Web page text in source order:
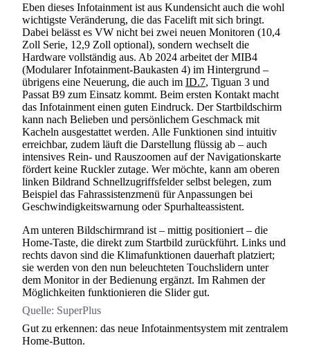
Eben dieses Infotainment ist aus Kundensicht auch die wohl
wichtigste Veränderung, die das Facelift mit sich bringt.
Dabei belässt es VW nicht bei zwei neuen Monitoren (10,4
Zoll Serie, 12,9 Zoll optional), sondern wechselt die
Hardware vollständig aus. Ab 2024 arbeitet der MIB4
(Modularer Infotainment-Baukasten 4) im Hintergrund –
übrigens eine Neuerung, die auch im ID.7, Tiguan 3 und
Passat B9 zum Einsatz kommt. Beim ersten Kontakt macht
das Infotainment einen guten Eindruck. Der Startbildschirm
kann nach Belieben und persönlichem Geschmack mit
Kacheln ausgestattet werden. Alle Funktionen sind intuitiv
erreichbar, zudem läuft die Darstellung flüssig ab – auch
intensives Rein- und Rauszoomen auf der Navigationskarte
fördert keine Ruckler zutage. Wer möchte, kann am oberen
linken Bildrand Schnellzugriffsfelder selbst belegen, zum
Beispiel das Fahrassistenzmenü für Anpassungen bei
Geschwindigkeitswarnung oder Spurhalteassistent.
Am unteren Bildschirmrand ist – mittig positioniert – die
Home-Taste, die direkt zum Startbild zurückführt. Links und
rechts davon sind die Klimafunktionen dauerhaft platziert;
sie werden von den nun beleuchteten Touchslidern unter
dem Monitor in der Bedienung ergänzt. Im Rahmen der
Möglichkeiten funktionieren die Slider gut.
Quelle: SuperPlus
Gut zu erkennen: das neue Infotainmentsystem mit zentralem
Home-Button.